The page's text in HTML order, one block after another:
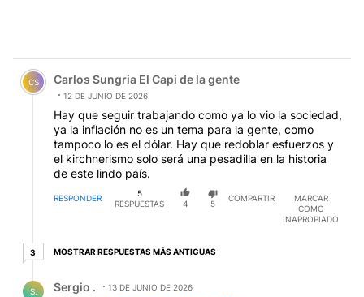
Comentario de Carlos Sungria El Capi de la gente.
CS Carlos Sungria El Capi de la gente
12 DE JUNIO DE 2026
Hay que seguir trabajando como ya lo vio la sociedad,
ya la inflación no es un tema para la gente, como
tampoco lo es el dólar. Hay que redoblar esfuerzos y
el kirchnerismo solo será una pesadilla en la historia
de este lindo país.
RESPONDER
5
RESPUESTAS
4 5
COMPARTIR
MARCAR
COMO
INAPROPIADO
33 respuestas más antiguas
MOSTRAR RESPUESTAS MÁS ANTIGUAS
S. Sergio .
13 DE JUNIO DE 2026